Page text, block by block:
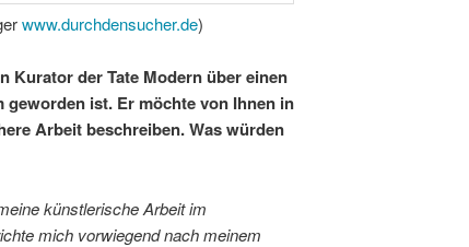
www.durchdensucher.de)
Kurator der Tate Modern über einen
ist. Er möchte von Ihnen in
Arbeit beschreiben. Was würden
künstlerische Arbeit im
mich vorwiegend nach meinem